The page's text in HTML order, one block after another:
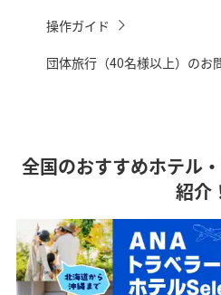
操作ガイド
団体旅行（40名様以上）のお
全国のおすすめホテル
紹介